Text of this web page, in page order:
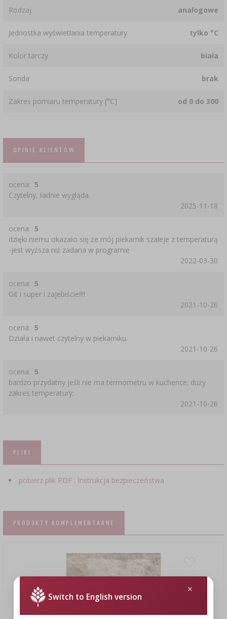
Rodzaj analogowe
Jednostka wyświetlania temperatury tylko °C
Kolor tarczy biała
Sonda brak
Zakres pomiaru temperatury [°C] od 0 do 300
OPINIE KLIENTÓW
ocena: 5
Czytelny, ładnie wygląda.
2025-11-18
ocena: 5
dzięki niemu okazało się że mój piekarnik szaleje z temperaturą
-jest wyższa niż zadana w programie
2022-03-30
ocena: 5
Git i super i zajebiście!!!!
2021-10-26
ocena: 5
Działa i nawet czytelny w piekarniku.
2021-10-26
ocena: 5
bardzo przydatny jeśli nie ma termometru w kuchence; duży
zakres temperatury;
2021-10-26
PLIKI
pobierz plik PDF : Instrukcja bezpieczeństwa
PRODUKTY KOMPLEMENTARNE
Switch to English version